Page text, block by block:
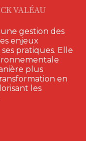
VALÉAU
gestion des
enjeux
pratiques. Elle
plus
en
les